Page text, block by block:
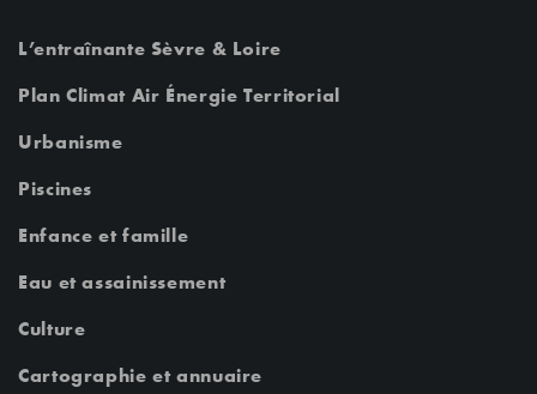
L’entraînante Sèvre & Loire
Plan Climat Air Énergie Territorial
Urbanisme
Piscines
Enfance et famille
Eau et assainissement
Culture
Cartographie et annuaire